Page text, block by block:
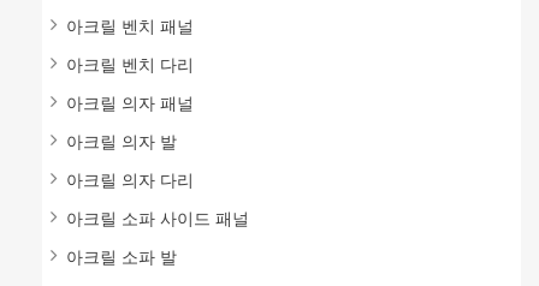
아크릴 벤치 패널
아크릴 벤치 다리
아크릴 의자 패널
아크릴 의자 발
아크릴 의자 다리
아크릴 소파 사이드 패널
아크릴 소파 발